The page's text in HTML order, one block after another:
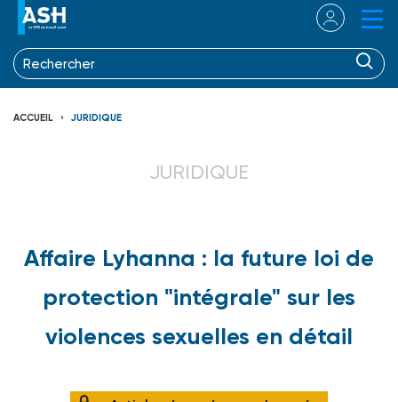
ACCUEIL JURIDIQUE
JURIDIQUE
Affaire Lyhanna : la future loi de
protection "intégrale" sur les
violences sexuelles en détail